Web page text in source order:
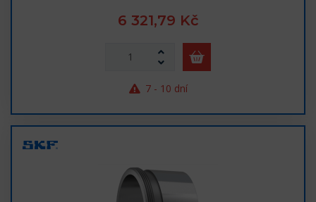
6 321,79 Kč
7 - 10 dní